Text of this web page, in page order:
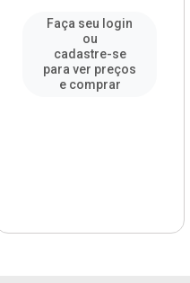
Faça seu login
ou
cadastre-se
para ver preços
e comprar